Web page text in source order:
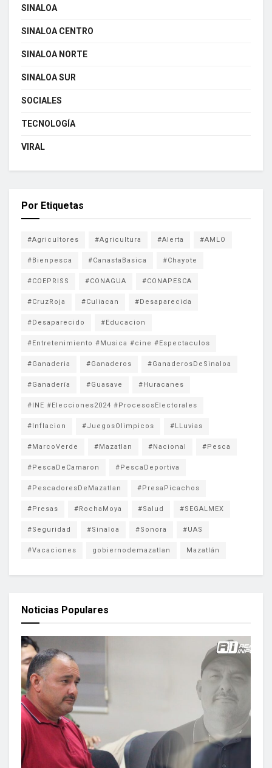
SINALOA
SINALOA CENTRO
SINALOA NORTE
SINALOA SUR
SOCIALES
TECNOLOGÍA
VIRAL
Por Etiquetas
#Agricultores #Agricultura #Alerta #AMLO
#Bienpesca #CanastaBasica #Chayote
#COEPRISS #CONAGUA #CONAPESCA
#CruzRoja #Culiacan #Desaparecida
#Desaparecido #Educacion
#Entretenimiento #Musica #cine #Espectaculos
#Ganaderia #Ganaderos #GanaderosDeSinaloa
#Ganadería #Guasave #Huracanes
#INE #Elecciones2024 #ProcesosElectorales
#Inflacion #JuegosOlimpicos #LLuvias
#MarcoVerde #Mazatlan #Nacional #Pesca
#PescaDeCamaron #PescaDeportiva
#PescadoresDeMazatlan #PresaPicachos
#Presas #RochaMoya #Salud #SEGALMEX
#Seguridad #Sinaloa #Sonora #UAS
#Vacaciones gobiernodemazatlan Mazatlán
Noticias Populares